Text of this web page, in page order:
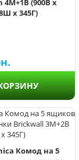
4М+1В (900В х
х 345Г)
Комод на 5